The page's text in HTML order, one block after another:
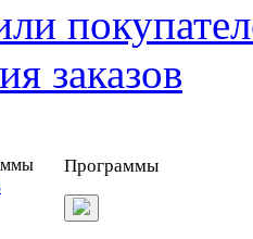
заказов
Программы